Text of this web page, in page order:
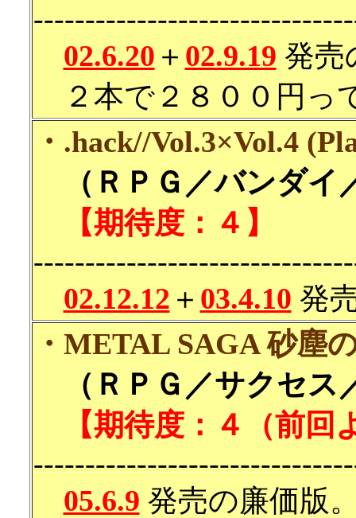
02.6.20 ＋ 02.9.19 発売
２本で２８００円っ
・.hack//Vol.3×Vol.4
（ＲＰＧ／バンダイ
【期待度：４】
02.12.12 ＋ 03.4.10 発
・METAL SAGA 砂塵
（ＲＰＧ／サクセス
【期待度：４（前回
05.6.9 発売の廉価版